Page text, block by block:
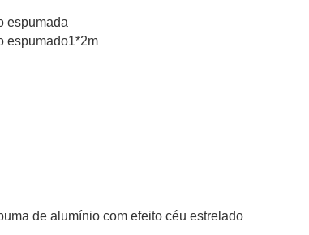
de alumínio com efeito céu estrelado